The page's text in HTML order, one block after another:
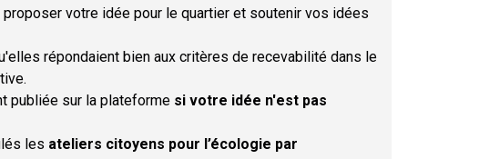
proposer votre idée pour le quartier et soutenir vos idées
répondaient bien aux critères de recevabilité dans le
publiée sur la plateforme si votre idée n'est pas
les ateliers citoyens pour l’écologie par